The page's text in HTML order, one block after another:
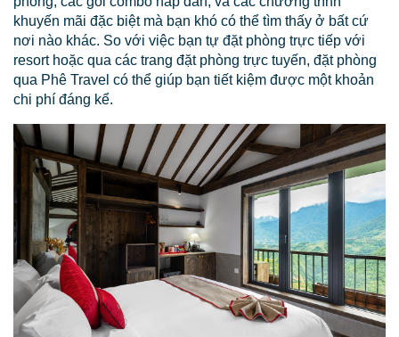
khuyến mãi đặc biệt mà bạn khó có thể tìm thấy ở bất cứ
nơi nào khác. So với việc bạn tự đặt phòng trực tiếp với
resort hoặc qua các trang đặt phòng trực tuyến, đặt phòng
qua Phê Travel có thể giúp bạn tiết kiệm được một khoản
chi phí đáng kể.